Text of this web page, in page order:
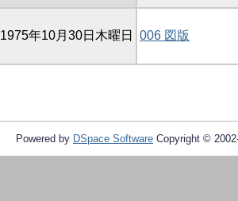
1975年10月30日木曜日 006 図版
Powered by DSpace Software Copyright ©